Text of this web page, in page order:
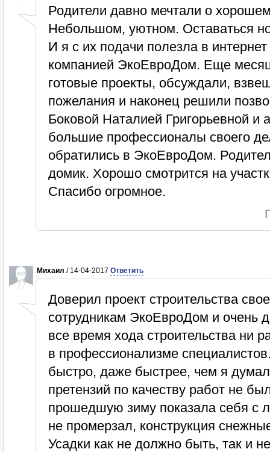
Родители давно мечтали о
Небольшом, уютном. Оставаться
И я с их подачи полезла в
компанией ЭкоЕвроДом. Еще
готовые проекты, обсуждали,
пожелания и наконец решили
Боковой Наталией Григорьевной и
большие профессионалы своего
обратились в ЭкоЕвроДом.
домик. Хорошо смотрится на
Спасибо огромное.
Михаил / 14-04-2017 Ответить
Доверил проект строительства
сотрудникам ЭкоЕвроДом и очень
все время хода строительства ни
в профессионализме
быстро, даже быстрее, чем я
претензий по качеству работ не
прошедшую зиму показала себя с
не промерзал, конструкция
Усадки как не должно быть, так и